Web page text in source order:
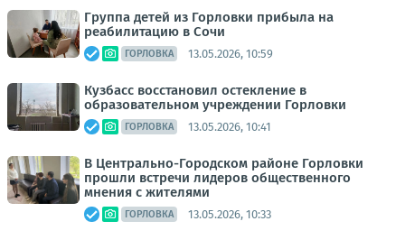
Группа детей из Горловки прибыла на
реабилитацию в Сочи
ГОРЛОВКА 13.05.2026, 10:59
Кузбасс восстановил остекление в
образовательном учреждении Горловки
ГОРЛОВКА 13.05.2026, 10:41
В Центрально-Городском районе Горловки
прошли встречи лидеров общественного
мнения с жителями
ГОРЛОВКА 13.05.2026, 10:33